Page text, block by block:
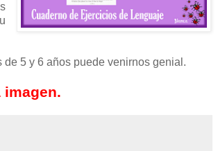
de 5 y 6 años puede venirnos genial.
imagen.